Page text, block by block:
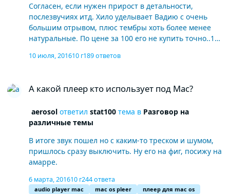
(можно попробовать и Hugo половить) ни кто не
упомянул? Я думал для ушного тракта это лучший
вариант, владельцы кипятком писают..(сам не
слушал)
Согласен, если нужен прирост в детальности,
послезвучиях итд. Хило уделывает Вадию с очень
большим отрывом, плюс тембры хоть более менее
натуральные. По цене за 100 его не купить точно..150
остановился на Audio Note на замену 121.
10 июля, 201610 г189 ответов
А какой плеер кто использует под Mac?
aerosolответил stat100тема в Разговор на
различные темы
В итоге звук пошел но с каким-то треском и шумом,
пришлось сразу выключить. Ну его на фиг, посижу на
амарре.
6 марта, 201610 г244 ответа
audio player mac mac os pleer плеер для mac os